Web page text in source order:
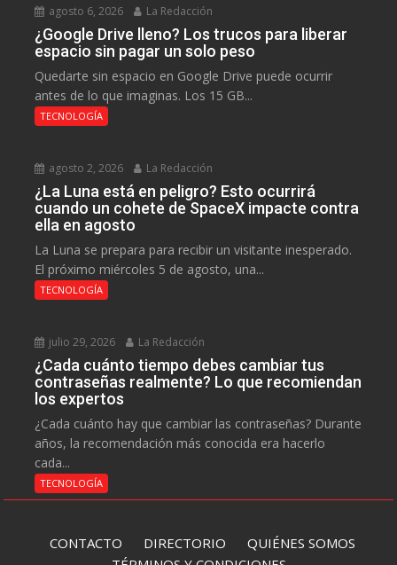
agosto 6, 2026 La Redacción
¿Google Drive lleno? Los trucos para liberar
espacio sin pagar un solo peso
Quedarte sin espacio en Google Drive puede ocurrir
antes de lo que imaginas. Los 15 GB...
TECNOLOGÍA
agosto 2, 2026 La Redacción
¿La Luna está en peligro? Esto ocurrirá
cuando un cohete de SpaceX impacte contra
ella en agosto
La Luna se prepara para recibir un visitante inesperado.
El próximo miércoles 5 de agosto, una...
TECNOLOGÍA
julio 29, 2026 La Redacción
¿Cada cuánto tiempo debes cambiar tus
contraseñas realmente? Lo que recomiendan
los expertos
¿Cada cuánto hay que cambiar las contraseñas? Durante
años, la recomendación más conocida era hacerlo
cada...
TECNOLOGÍA
CONTACTO DIRECTORIO QUIÉNES SOMOS